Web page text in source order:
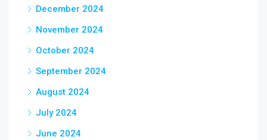
December 2024
November 2024
October 2024
September 2024
August 2024
July 2024
June 2024